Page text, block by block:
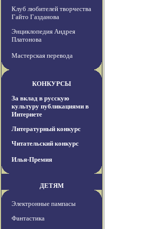
Клуб любителей творчества
Гайто Газданова
Энциклопедия Андрея
Платонова
Мастерская перевода
КОНКУРСЫ
За вклад в русскую
культуру публикациями в
Интернете
Литературный конкурс
Читательский конкурс
Илья-Премия
ДЕТЯМ
Электронные пампасы
Фантастика